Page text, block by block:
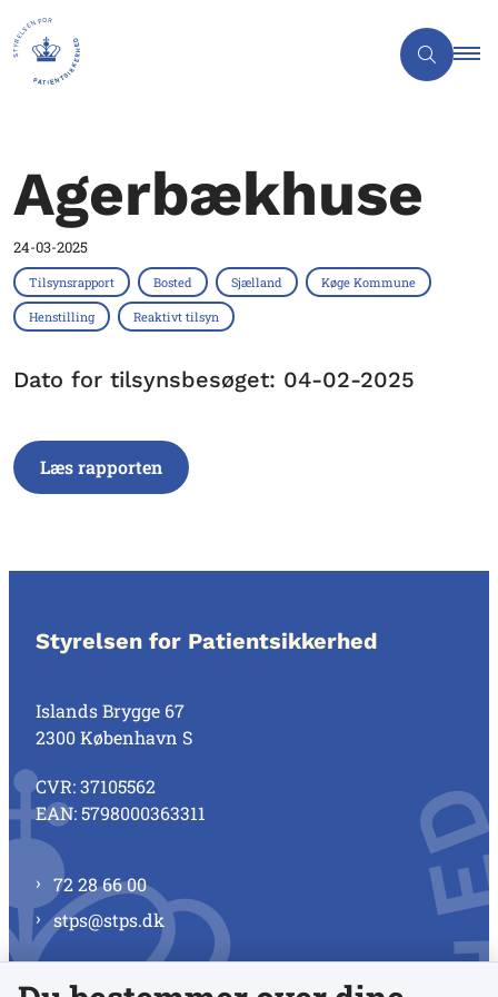
Agerbækhuse
24-03-2025
Tilsynsrapport Bosted Sjælland Køge Kommune
Henstilling Reaktivt tilsyn
Dato for tilsynsbesøget: 04-02-2025
Læs rapporten
Styrelsen for Patientsikkerhed
Islands Brygge 67
2300 København S
CVR: 37105562
EAN: 5798000363311
72 28 66 00
stps@stps.dk